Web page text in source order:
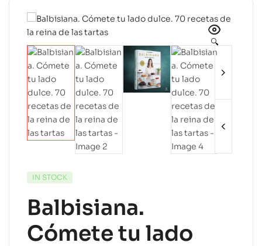
🔍
IN STOCK
Balbisiana.
Cómete tu lado